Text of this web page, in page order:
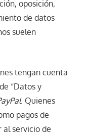
oposición,
de datos
suelen
tengan cuenta
“Datos y
. Quienes
pagos de
servicio de